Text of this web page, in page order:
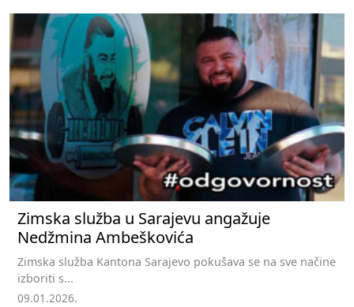
Zimska služba u Sarajevu angažuje
Nedžmina Ambeškovića
Zimska služba Kantona Sarajevo pokušava se na sve načine
izboriti s...
09.01.2026.